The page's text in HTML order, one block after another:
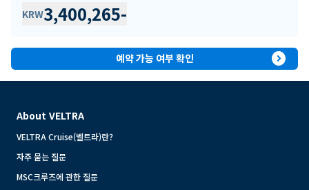
KRW3,400,265-
예약 가능 여부 확인 expand_circle_right
About VELTRA
VELTRA Cruise(벨트라)란?
자주 묻는 질문
MSC크루즈에 관한 질문